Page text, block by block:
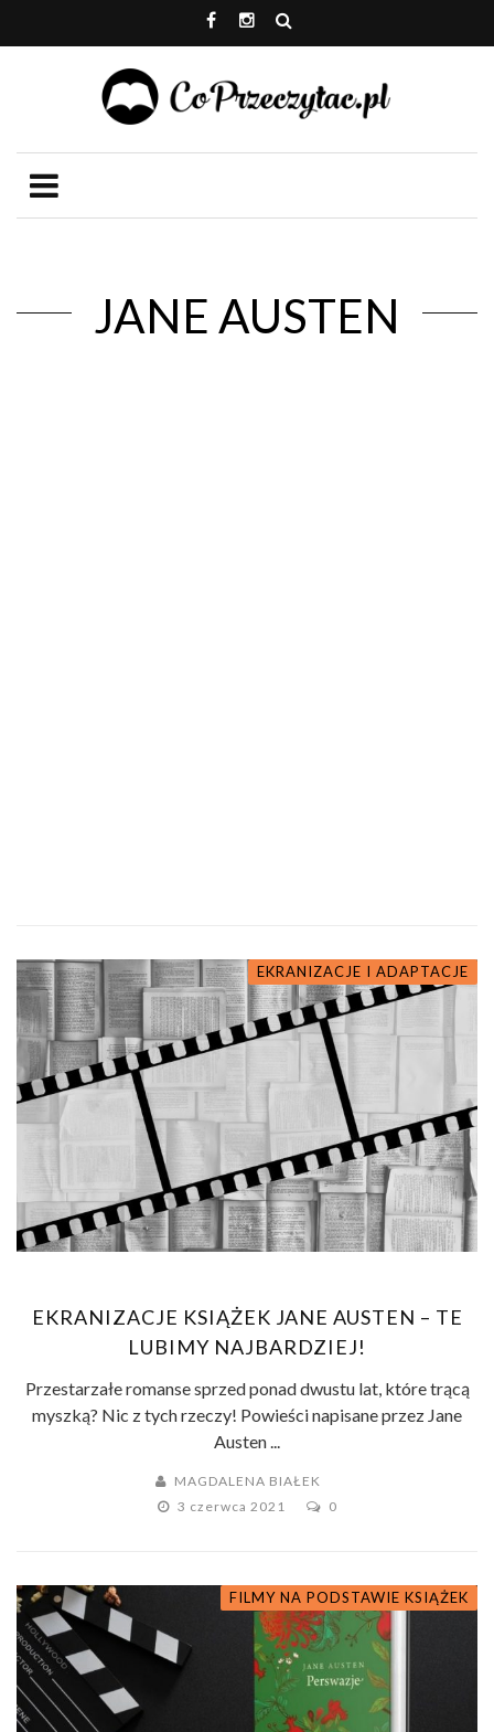
JANE AUSTEN
EKRANIZACJE I ADAPTACJE
EKRANIZACJE KSIĄŻEK JANE AUSTEN – TE
LUBIMY NAJBARDZIEJ!
Przestarzałe romanse sprzed ponad dwustu lat, które trącą
myszką? Nic z tych rzeczy! Powieści napisane przez Jane
Austen ...
MAGDALENA BIAŁEK
3 czerwca 2021
0
FILMY NA PODSTAWIE KSIĄŻEK